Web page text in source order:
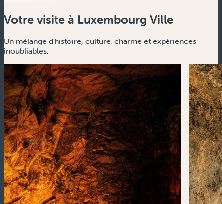
Votre visite à Luxembourg Ville
Un mélange d'histoire, culture, charme et expériences
inoubliables.